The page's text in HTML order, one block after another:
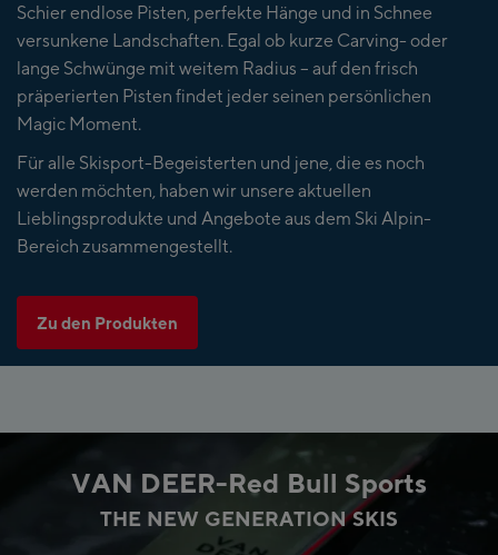
Schier endlose Pisten, perfekte Hänge und in Schnee
versunkene Landschaften. Egal ob kurze Carving- oder
lange Schwünge mit weitem Radius – auf den frisch
präperierten Pisten findet jeder seinen persönlichen
Magic Moment.
Für alle Skisport-Begeisterten und jene, die es noch
werden möchten, haben wir unsere aktuellen
Lieblingsprodukte und Angebote aus dem Ski Alpin-
Bereich zusammengestellt.
Zu den Produkten
VAN DEER-Red Bull Sports
THE NEW GENERATION SKIS